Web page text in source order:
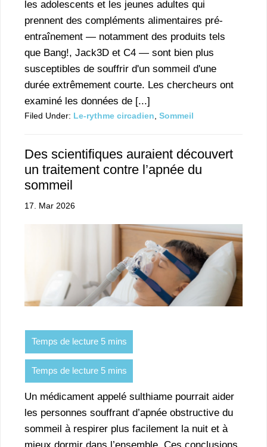
les adolescents et les jeunes adultes qui
prennent des compléments alimentaires pré-
entraînement — notamment des produits tels
que Bang!, Jack3D et C4 — sont bien plus
susceptibles de souffrir d'un sommeil d'une
durée extrêmement courte. Les chercheurs ont
examiné les données de [...]
Filed Under: Le-rythme circadien Sommeil
Des scientifiques auraient découvert
un traitement contre l’apnée du
sommeil
17. Mar 2026
Un médicament appelé sulthiame pourrait aider
les personnes souffrant d’apnée obstructive du
sommeil à respirer plus facilement la nuit et à